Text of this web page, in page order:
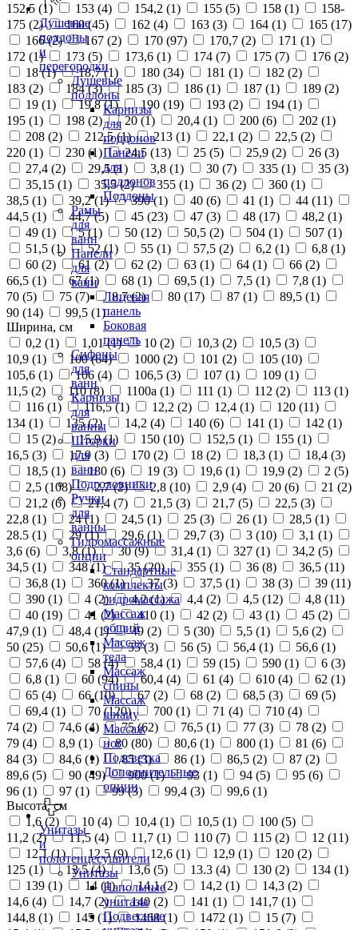
Душевые
поддоны
и
перегородки
Душевые
поддоны
Карнизы
для
поддонов
Панели
для
поддонов
Поддоны
Рамы
для
ванн
Панели
для
ванн
Лицевая
панель
Боковая
панель
Сифоны
для
ванн
Карнизы
для
ванны
Шторки
для
ванн
Подголовники
Ручки
для
ванны
Гидромассажные
опции
Стандартные
комплекты
гидромассажа
Массаж
общий
Массаж
тела
Массаж
спины
Массаж
шиацу
Массаж
ног
Подсветка
Дополнительные
опции
Унитазы
и
полотенцесушители
Унитазы
Напольные
унитазы
Подвесные
152,5 (1) 153 (4) 154,2 (1) 155 (5) 158 (1)
158-
175 (2) 160 (45) 162 (4) 163 (3) 164 (1) 165 (17)
166 (2) 167 (2) 170 (97) 170,7 (2) 171 (1)
172 (1) 173 (5) 173,6 (1) 174 (7) 175 (7) 176 (2)
18 (1) 18,7 (1) 180 (34) 181 (1) 182 (2)
183 (2) 184 (3) 185 (3) 186 (1) 187 (1) 189 (2)
19 (1) 19,8 (1) 190 (19) 193 (2) 194 (1)
195 (1) 198 (2) 20 (1) 20,4 (1) 200 (6) 202 (1)
208 (2) 212,5 (1) 213 (1) 22,1 (2) 22,5 (2)
220 (1) 230 (1) 24,5 (13) 25 (5) 25,9 (2) 26 (3)
27,4 (2) 29,5 (1) 3,8 (1) 30 (7) 335 (1) 35 (3)
35,15 (1) 35,5 (2) 355 (1) 36 (2) 360 (1)
38,5 (1) 39,2 (1) 390 (1) 40 (6) 41 (1) 44 (11)
44,5 (1) 44,7 (5) 45 (23) 47 (3) 48 (17) 48,2 (1)
49 (1) 5 (1) 50 (12) 50,5 (2) 504 (1) 507 (1)
51,5 (1) 52 (1) 55 (1) 57,5 (2) 6,2 (1) 6,8 (1)
60 (2) 61 (2) 62 (2) 63 (1) 64 (1) 66 (2)
66,5 (1) 67 (1) 68 (1) 69,5 (1) 7,5 (1) 7,8 (1)
70 (5) 75 (7) 8,7 (2) 80 (17) 87 (1) 89,5 (1)
90 (14) 99,5 (1)
Ширина, см
0,2 (1) 1,01 (1) 10 (2) 10,3 (2) 10,5 (3)
10,9 (1) 100 (64) 1000 (2) 101 (2) 105 (10)
105,6 (1) 106 (4) 106,5 (3) 107 (1) 109 (1)
11,5 (2) 110 (8) 1100а (1) 111 (1) 112 (2) 113 (1)
116 (1) 116,5 (1) 12,2 (2) 12,4 (1) 120 (11)
134 (1) 135 (2) 14,2 (4) 140 (6) 141 (1) 142 (1)
15 (2) 15,9 (1) 150 (10) 152,5 (1) 155 (1)
16,5 (3) 17,9 (3) 170 (2) 18 (2) 18,3 (1) 18,4 (3)
18,5 (1) 180 (6) 19 (3) 19,6 (1) 19,9 (2) 2 (5)
2,5 (108) 2,7 (2) 2,8 (10) 2,9 (4) 20 (6) 21 (2)
21,2 (6) 21,4 (7) 21,5 (3) 21,7 (5) 22,5 (3)
22,8 (1) 24 (1) 24,5 (1) 25 (3) 26 (1) 28,5 (1)
28.5 (1) 29 (1) 29,6 (1) 29,7 (3) 3 (10) 3,1 (1)
3,6 (6) 3,8 (1) 30 (9) 31,4 (1) 327 (1) 34,2 (5)
34,5 (1) 348 (1) 35 (20) 355 (1) 36 (8) 36,5 (11)
36,8 (1) 360 (1) 37 (3) 37,5 (1) 38 (3) 39 (11)
390 (1) 4 (2) 4,2 (1) 4,4 (2) 4,5 (12) 4,8 (11)
40 (19) 41 (2) 410 (1) 42 (2) 43 (1) 45 (2)
47,9 (1) 48,4 (1) 49 (2) 5 (30) 5,5 (1) 5,6 (2)
50 (25) 50,6 (1) 55 (3) 56 (5) 56,4 (1) 56,6 (1)
57,6 (4) 58 (4) 58,4 (1) 59 (15) 590 (1) 6 (3)
6,8 (1) 60 (94) 60,4 (4) 61 (4) 610 (4) 62 (1)
65 (4) 66 (10) 67 (2) 68 (2) 68,5 (3) 69 (5)
69,4 (1) 70 (120) 700 (1) 71 (4) 710 (4)
74 (2) 74,6 (4) 75 (62) 76,5 (1) 77 (3) 78 (2)
79 (4) 8,9 (1) 80 (80) 80,6 (1) 800 (1) 81 (6)
84 (3) 84,6 (1) 85 (3) 86 (1) 86,5 (2) 87 (2)
89,6 (5) 90 (49) 900 (1) 93 (1) 94 (5) 95 (6)
96 (1) 97 (1) 99 (3) 99,4 (3) 99,6 (1)
Высота, см
1,6 (2) 10 (4) 10,4 (1) 10,5 (1) 100 (5)
11,2 (2) 11,5 (4) 11,7 (1) 110 (7) 115 (2) 12 (11)
12,1 (1) 12,5 (9) 12,6 (1) 12,9 (1) 120 (2)
125 (1) 13,5 (4) 13,6 (5) 13.3 (4) 130 (2) 134 (1)
139 (1) 14 (1) 14,1 (2) 14,2 (1) 14,3 (2)
14,6 (4) 14,7 (2) 140 (2) 141 (1) 141,7 (1)
144,8 (1) 145 (1) 1468 (1) 1472 (1) 15 (7)